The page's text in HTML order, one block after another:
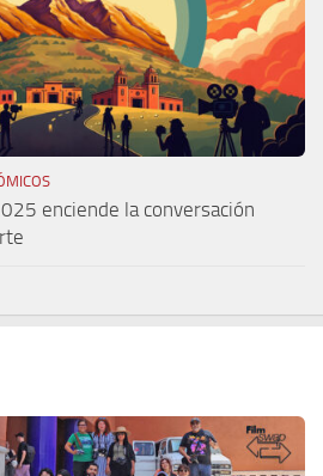
enciende la conversación